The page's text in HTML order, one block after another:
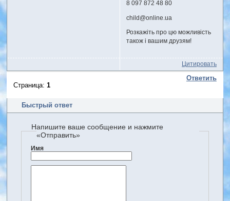
8 097 872 48 80
child@online.ua
Розкажіть про цю можливість
також і вашим друзям!
Цитировать
Ответить
Страница:1
Быстрый ответ
Напишите ваше сообщение и нажмите
«Отправить»
Имя